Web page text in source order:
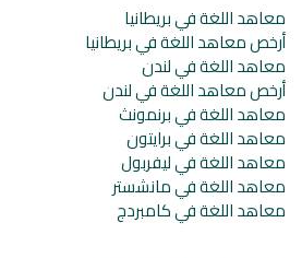
معاهد اللغة في بريطانيا
أرخص معاهد اللغة في بريطانيا
معاهد اللغة في لندن
أرخص معاهد اللغة في لندن
معاهد اللغة في برنمونث
معاهد اللغة في برايتون
معاهد اللغة في ليفربول
معاهد اللغة في مانشستر
معاهد اللغة في كامبردج